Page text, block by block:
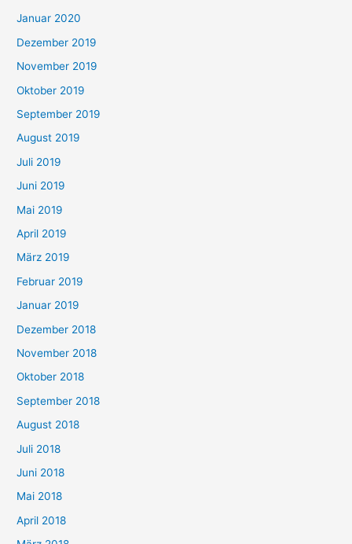
Januar 2020
Dezember 2019
November 2019
Oktober 2019
September 2019
August 2019
Juli 2019
Juni 2019
Mai 2019
April 2019
März 2019
Februar 2019
Januar 2019
Dezember 2018
November 2018
Oktober 2018
September 2018
August 2018
Juli 2018
Juni 2018
Mai 2018
April 2018